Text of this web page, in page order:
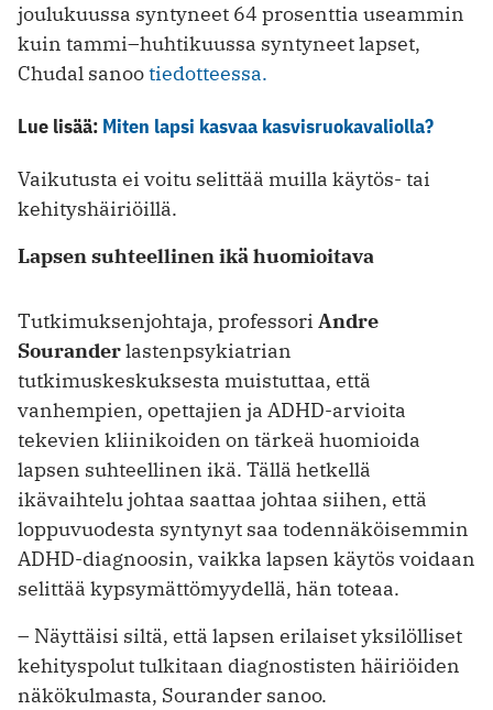
joulukuussa syntyneet 64 prosenttia useammin
kuin tammi–huhtikuussa syntyneet lapset,
Chudal sanootiedotteessa.
Lue lisää: Miten lapsi kasvaa kasvisruokavaliolla?
Vaikutusta ei voitu selittää muilla käytös- tai
kehityshäiriöillä.
Lapsen suhteellinen ikä huomioitava
Tutkimuksenjohtaja, professori Andre
Souranderlastenpsykiatrian
tutkimuskeskuksesta muistuttaa, että
vanhempien, opettajien ja ADHD-arvioita
tekevien kliinikoiden on tärkeä huomioida
lapsen suhteellinen ikä. Tällä hetkellä
ikävaihtelu johtaa saattaa johtaa siihen, että
loppuvuodesta syntynyt saa todennäköisemmin
ADHD-diagnoosin, vaikka lapsen käytös voidaan
selittää kypsymättömyydellä, hän toteaa.
– Näyttäisi siltä, että lapsen erilaiset yksilölliset
kehityspolut tulkitaan diagnostisten häiriöiden
näkökulmasta, Sourander sanoo.